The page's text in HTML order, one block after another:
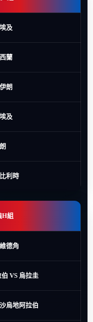
及
蘭
朗
及
利時
H組
德角
VS 烏拉圭
烏地阿拉伯